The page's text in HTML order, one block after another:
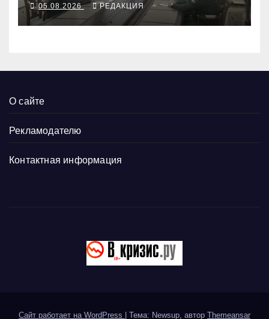
05.08.2026 РЕДАКЦИЯ
О сайте
Рекламодателю
Контактная информация
Сайт работает на WordPress Тема: Newsup, автор Themeansar